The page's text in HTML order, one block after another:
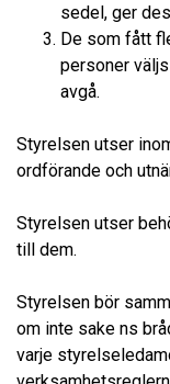
sedel, ger
De som fått
personer
avgå.
Styrelsen utser
ordförande och
Styrelsen utser
till dem.
Styrelsen bör
om inte sake ns
varje